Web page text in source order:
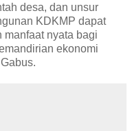
desa, dan unsur
KDKMP dapat
manfaat nyata bagi
ekonomi